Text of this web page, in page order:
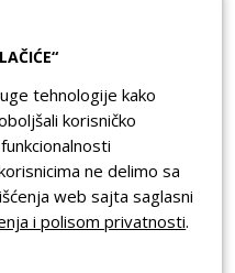
Komplet zaštitne
opreme
tehnologije kako
korisničko
ne delimo sa
web sajta saglasni
i polisom privatnosti.